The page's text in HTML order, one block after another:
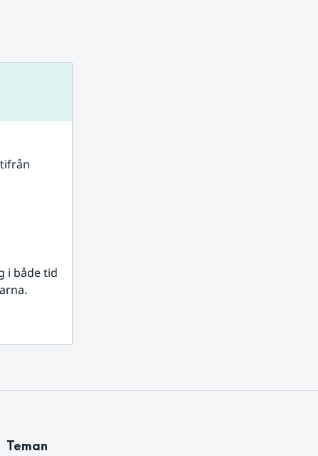
i både tid
Teman